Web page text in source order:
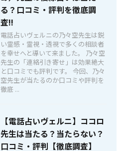
る？口コミ・評判を徹底調
査!!
電話占いヴェルニの乃々空先生は鋭
い霊感・霊視・透視で多くの相談者
を幸せへと導いて来ました。 乃々空
先生の「連絡引き寄せ」は効果絶大
と口コミでも評判です。 今回、乃々
空先生が当たるのか口コミや評判を
徹底 ...
【電話占いヴェルニ】ココロ
先生は当たる？当たらない？
口コミ・評判【徹底調査】